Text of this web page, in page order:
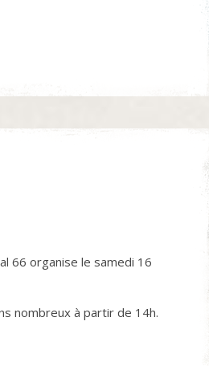
66 organise le samedi 16
nombreux à partir de 14h.